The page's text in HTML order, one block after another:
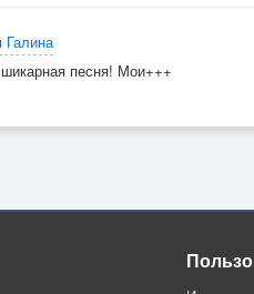
Галина
песня! Мои+++